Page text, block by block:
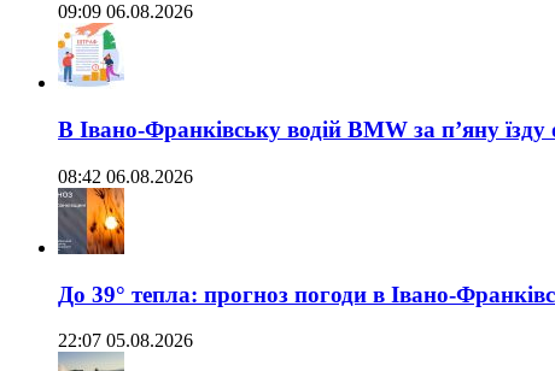
09:09 06.08.2026
В Івано-Франківську водій BMW за п’яну
08:42 06.08.2026
До 39° тепла: прогноз погоди в Івано-
22:07 05.08.2026